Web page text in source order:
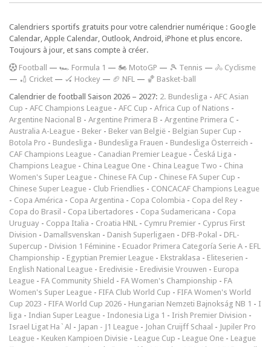
Calendriers sportifs gratuits pour votre calendrier numérique : Google
Calendar, Apple Calendar, Outlook, Android, iPhone et plus encore.
Toujours à jour, et sans compte à créer.
Football — 🏎️ Formula 1 — 🏍 MotoGP — 🎾 Tennis — 🚴 Cyclisme
— 🏏 Cricket — 🏑 Hockey — 🏈 NFL — 🏀 Basket-ball
Calendrier de football Saison 2026 – 2027: 2. Bundesliga - AFC Asian
Cup - AFC Champions League - AFC Cup - Africa Cup of Nations -
Argentine Nacional B - Argentine Primera B - Argentine Primera C -
Australia A-League - Beker - Beker van België - Belgian Super Cup -
Botola Pro - Bundesliga - Bundesliga Frauen - Bundesliga Österreich -
CAF Champions League - Canadian Premier League - Česká Liga -
Champions League - China League One - China League Two - China
Women's Super League - Chinese FA Cup - Chinese FA Super Cup -
Chinese Super League - Club Friendlies - CONCACAF Champions League
- Copa América - Copa Argentina - Copa Colombia - Copa del Rey -
Copa do Brasil - Copa Libertadores - Copa Sudamericana - Copa
Uruguay - Coppa Italia - Croatia HNL - Cymru Premier - Cyprus First
Division - Damallsvenskan - Danish Superligaen - DFB-Pokal - DFL-
Supercup - Division 1 Féminine - Ecuador Primera Categoría Serie A - EFL
Championship - Egyptian Premier League - Ekstraklasa - Eliteserien -
English National League - Eredivisie - Eredivisie Vrouwen - Europa
League - FA Community Shield - FA Women's Championship - FA
Women's Super League - FIFA Club World Cup - FIFA Women's World
Cup 2023 - FIFA World Cup 2026 - Hungarian Nemzeti Bajnokság NB 1 - I
liga - Indian Super League - Indonesia Liga 1 - Irish Premier Division -
Israel Ligat Ha`Al - Japan - J1 League - Johan Cruijff Schaal - Jupiler Pro
League - Keuken Kampioen Divisie - League Cup - League One - League